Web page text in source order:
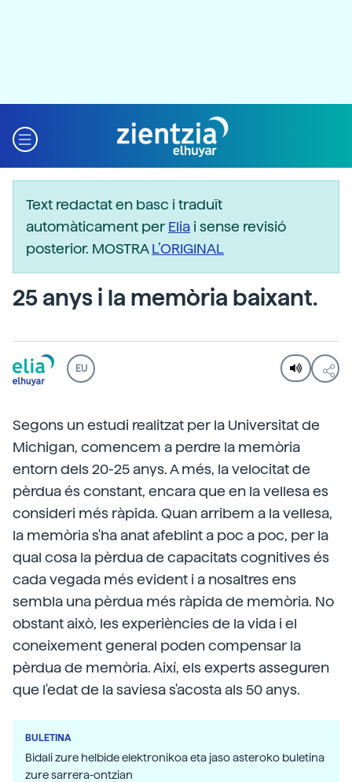
Text redactat en basc i traduït
automàticament perElia i sense revisió
posterior. MOSTRAL’ORIGINAL
25 anys i la memòria baixant.
EU
Segons un estudi realitzat per la Universitat de
Michigan, comencem a perdre la memòria
entorn dels 20-25 anys. A més, la velocitat de
pèrdua és constant, encara que en la vellesa es
consideri més ràpida. Quan arribem a la vellesa,
la memòria s'ha anat afeblint a poc a poc, per la
qual cosa la pèrdua de capacitats cognitives és
cada vegada més evident i a nosaltres ens
sembla una pèrdua més ràpida de memòria. No
obstant això, les experiències de la vida i el
coneixement general poden compensar la
pèrdua de memòria. Així, els experts asseguren
que l'edat de la saviesa s'acosta als 50 anys.
BULETINA
Bidali zure helbide elektronikoa eta jaso asteroko buletina
zure sarrera-ontzian